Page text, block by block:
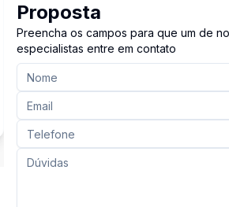
Proposta
Preencha os campos para que um de
especialistas entre em contato